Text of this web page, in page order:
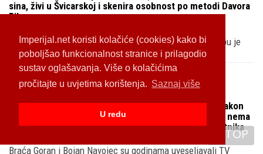
Imperijal.net koristi kolačiće (cookies) kako bi
poboljšao funkcionalnost stranice i prilagodio
sustav oglašavanja. Više o kolačićima
pročitajte u uvjetima korištenja. Saznaj više
U redu
Zeta Ante Nobila zbog osobnog bankrota
traži FINA, Dejan Laninović, bivši
sina, živi u Švicarskoj i skenira osobnost po metodi Davora
Bilmana
Na sudskoj ploči službeno je nekadašnjem odbojkaškom
kapetanu upućen poziv na dostavu adrese, stan u Zagrebu je
prodao..
10.06.2026
NEOČEKIVANO IZDANJE
Bojan Navojec klonuo u tramvaju nakon
Čaruge, za razliku od brata Gorana nema
TOP